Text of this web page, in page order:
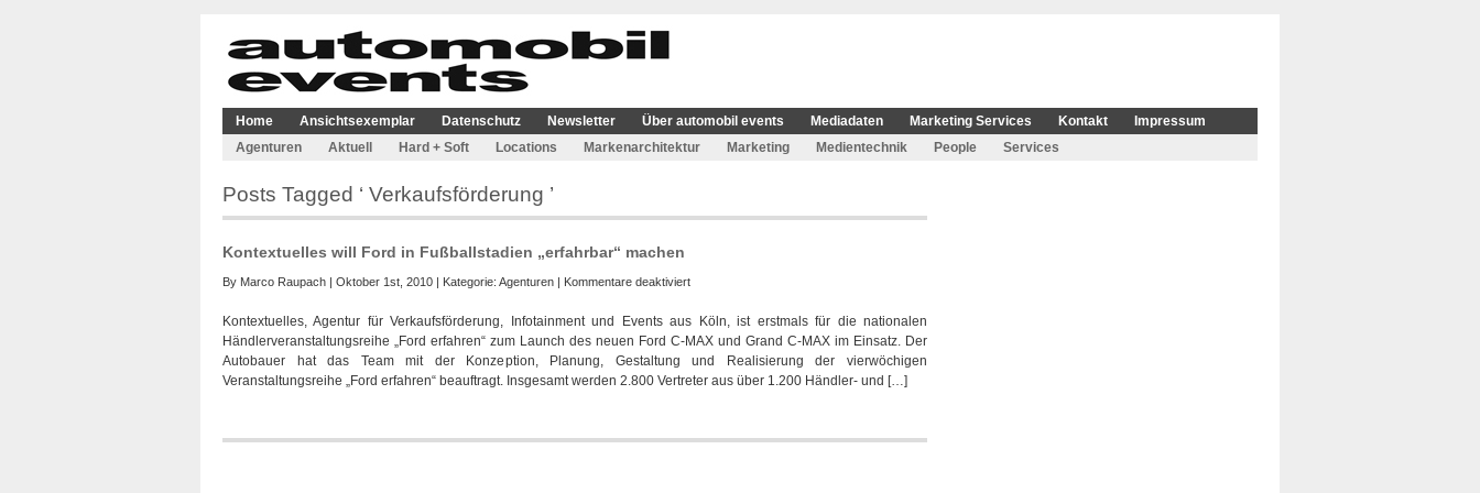
Home Ansichtsexemplar Datenschutz Newsletter Über automobil events Mediadaten Marketing Services Kontakt
Impressum
Agenturen
Aktuell Hard + Soft Locations Markenarchitektur Marketing Medientechnik People Services
Posts Tagged ‘ Verkaufsförderung ’
Kontextuelles will Ford in Fußballstadien „erfahrbar“ machen
By Marco Raupach | Oktober 1st, 2010 | Kategorie: Agenturen | Kommentare deaktiviertfür
will
Ford
in
Fußballstadien
Kontextuelles, Agentur für Verkaufsförderung, Infotainment und Events aus Köln, ist erstmals für die nationalen
Händlerveranstaltungsreihe „Ford erfahren“ zum Launch des neuen Ford C-MAX und Grand C-MAX im Einsatz. Der
Autobauer hat das Team mit der Konzeption, Planung, Gestaltung und Realisierung der vierwöchigen
Veranstaltungsreihe „Ford erfahren“ beauftragt. Insgesamt werden 2.800 Vertreter aus über 1.200 Händler- und […]